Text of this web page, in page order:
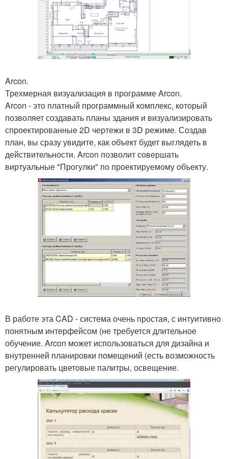
Arcon.
Трехмерная визуализация в программе Arcon.
Arcon - это платный программный комплекс, который
позволяет создавать планы здания и визуализировать
спроектированные 2D чертежи в 3D режиме. Создав
план, вы сразу увидите, как объект будет выглядеть в
действительности. Arcon позволит совершать
виртуальные "Прогулки" по проектируемому объекту.
В работе эта CAD - система очень простая, с интуитивно
понятным интерфейсом (не требуется длительное
обучение. Arcon может использоваться для дизайна и
внутренней планировки помещений (есть возможность
регулировать цветовые палитры, освещение.